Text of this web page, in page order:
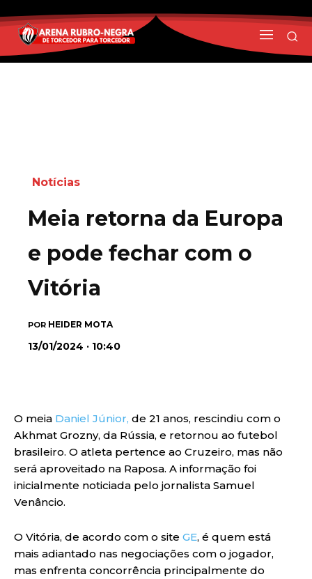
Notícias
Meia retorna da Europa
e pode fechar com o
Vitória
POR HEIDER MOTA
13/01/2024 · 10:40
O meia Daniel Júnior, de 21 anos, rescindiu com o
Akhmat Grozny, da Rússia, e retornou ao futebol
brasileiro. O atleta pertence ao Cruzeiro, mas não
será aproveitado na Raposa. A informação foi
inicialmente noticiada pelo jornalista Samuel
Venâncio.
O Vitória, de acordo com o site GE, é quem está
mais adiantado nas negociações com o jogador,
mas enfrenta concorrência principalmente do